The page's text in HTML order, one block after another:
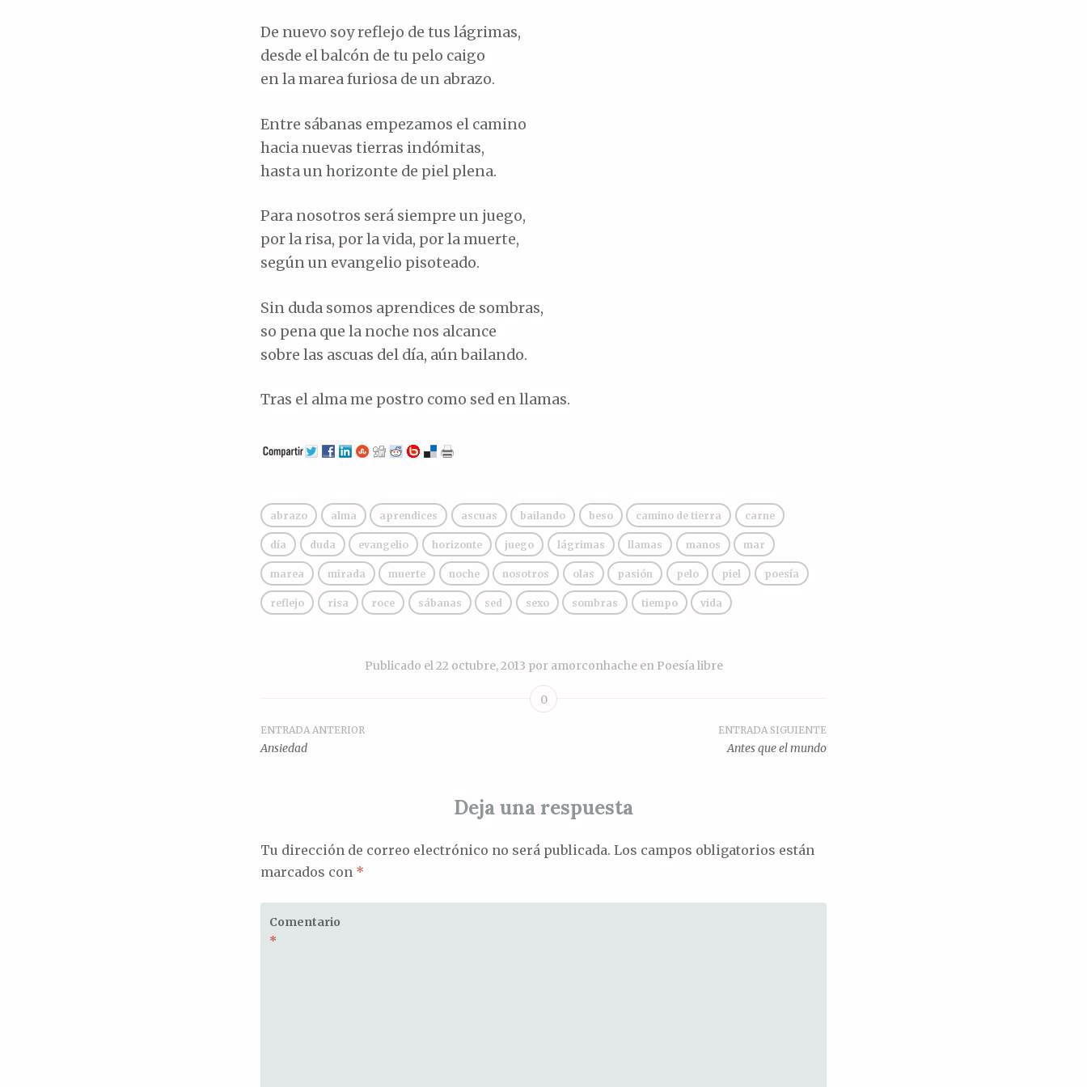
De nuevo soy reflejo de tus lágrimas,
desde el balcón de tu pelo caigo
en la marea furiosa de un abrazo.
Entre sábanas empezamos el camino
hacia nuevas tierras indómitas,
hasta un horizonte de piel plena.
Para nosotros será siempre un juego,
por la risa, por la vida, por la muerte,
según un evangelio pisoteado.
Sin duda somos aprendices de sombras,
so pena que la noche nos alcance
sobre las ascuas del día, aún bailando.
Tras el alma me postro como sed en llamas.
abrazo alma aprendices ascuas bailando beso camino de tierra carne
día duda evangelio horizonte juego lágrimas llamas manos mar
marea mirada muerte noche nosotros olas pasión pelo piel poesía
reflejo risa roce sábanas sed sexo sombras tiempo vida
Publicado el22 octubre, 2013 por amorconhacheen Poesía libre
0
Navegación
ENTRADA ANTERIOR
Ansiedad
ENTRADA SIGUIENTE
Antes que el mundo
Deja una respuesta
Tu dirección de correo electrónico no será publicada. Los campos obligatorios están
marcados con *
Comentario
*